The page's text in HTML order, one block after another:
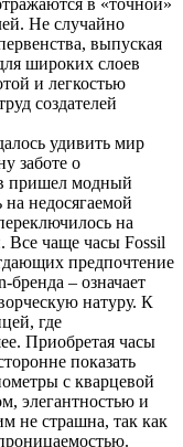
в «точной»
Не случайно
выпуская
широких слоев
и легкостью
создателей
удивить мир
заботе о
пришел модный
недосягаемой
на
чаще часы Fossil
предпочтение
– означает
натуру. К
где
Приобретая часы
показать
с кварцевой
элегантностью и
не страшна, так как